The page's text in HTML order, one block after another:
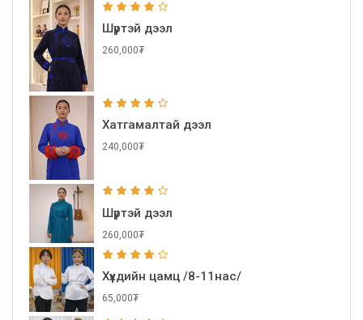
Шүртэй дээл
260,000₮
Хатгамалтай дээл
240,000₮
Шүртэй дээл
260,000₮
Хүүхдийн цамц /8-11нас/
65,000₮